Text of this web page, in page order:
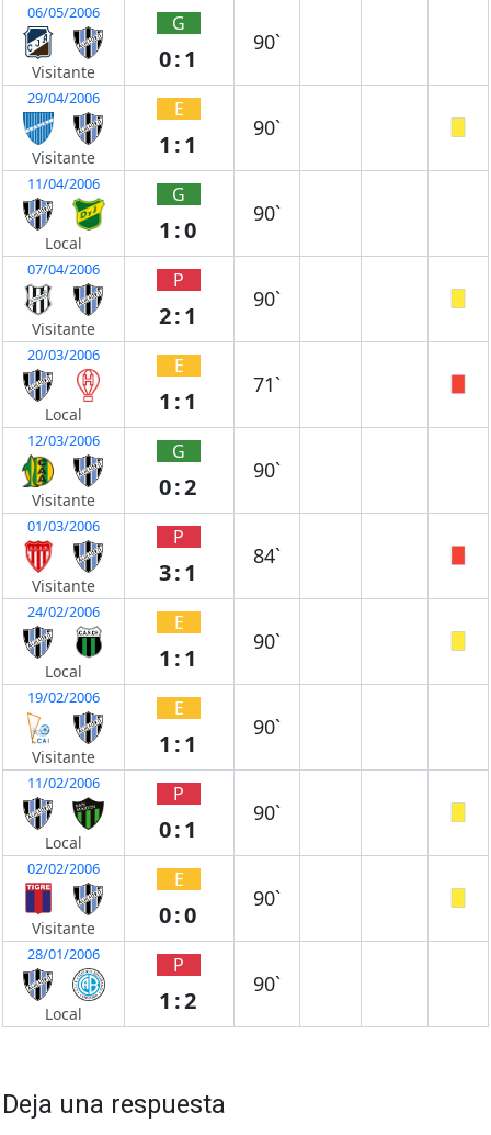
06/05/2006
Visitante
G
0:1
90`
29/04/2006
Visitante
E
1:1
90`
11/04/2006
Local
G
1:0
90`
07/04/2006
Visitante
P
2:1
90`
20/03/2006
Local
E
1:1
71`
12/03/2006
Visitante
G
0:2
90`
01/03/2006
Visitante
P
3:1
84`
24/02/2006
Local
E
1:1
90`
19/02/2006
Visitante
E
1:1
90`
11/02/2006
Local
P
0:1
90`
02/02/2006
Visitante
E
0:0
90`
28/01/2006
Local
P
1:2
90`
Deja una respuesta